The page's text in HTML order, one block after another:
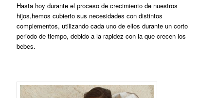
Hasta hoy durante el proceso de crecimiento de nuestros
hijos,hemos cubierto sus necesidades con distintos
complementos, utilizando cada uno de ellos durante un corto
periodo de tiempo, debido a la rapidez con la que crecen los
bebes.